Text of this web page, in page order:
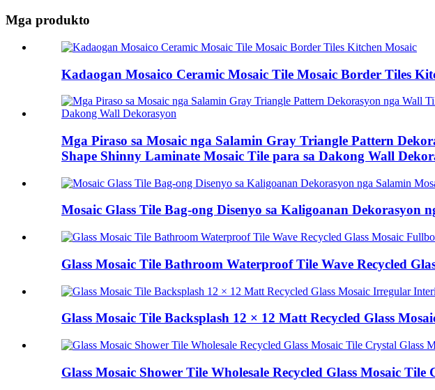
Mga produkto
Kadaogan Mosaico Ceramic Mosaic Tile Mosaic Border Tiles
Mga Piraso sa Mosaic nga Salamin Gray Triangle Pattern
Shape Shinny Laminate Mosaic Tile para sa Dakong Wall
Mosaic Glass Tile Bag-ong Disenyo sa Kaligoanan Dekorasyon
Glass Mosaic Tile Bathroom Waterproof Tile Wave Recycled
Glass Mosaic Tile Backsplash 12 × 12 Matt Recycled Glass
Glass Mosaic Shower Tile Wholesale Recycled Glass Mosaic